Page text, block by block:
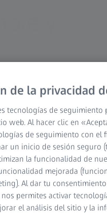
de la privacidad
tecnologías de seguimiento
web. Al hacer clic en
de seguimiento con el
un inicio de sesión seguro
la funcionalidad de
mejorada
Al dar tu
permites activar
el análisis del sitio y la